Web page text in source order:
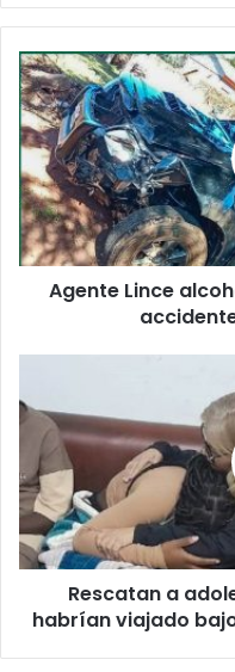
Agente Lince
Rescatan a
habrían viajado